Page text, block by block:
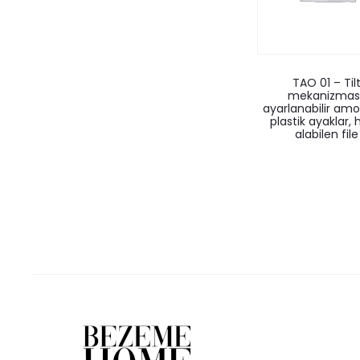
TAO 01 – Tilt
ayarlanabilir
plastik ayaklar,
alabilen file